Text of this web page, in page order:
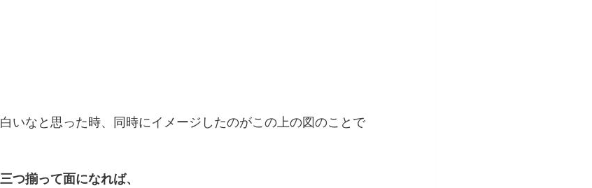
いなと思った時、同時にイメージしたのがこの上の図のことで
つ揃って面になれば、